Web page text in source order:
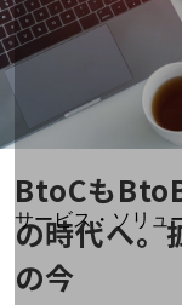
地域社会を支える皆さま
地域経済のさらなる活性
自治体・地域社会との
LGPF(Local
別ウィンドウで開きま
サービス・ソリュ
サービス・ソリュ
DXに関する課題を解決す
BtoCも
の時代へ。
の今